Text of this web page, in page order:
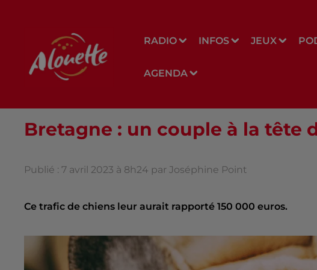
RADIO INFOS JEUX
AGENDA
Bretagne : un couple à la tête
Publié : 7 avril 2023 à 8h24 par Joséphine Point
Ce trafic de chiens leur aurait rapporté 150 000 euros.